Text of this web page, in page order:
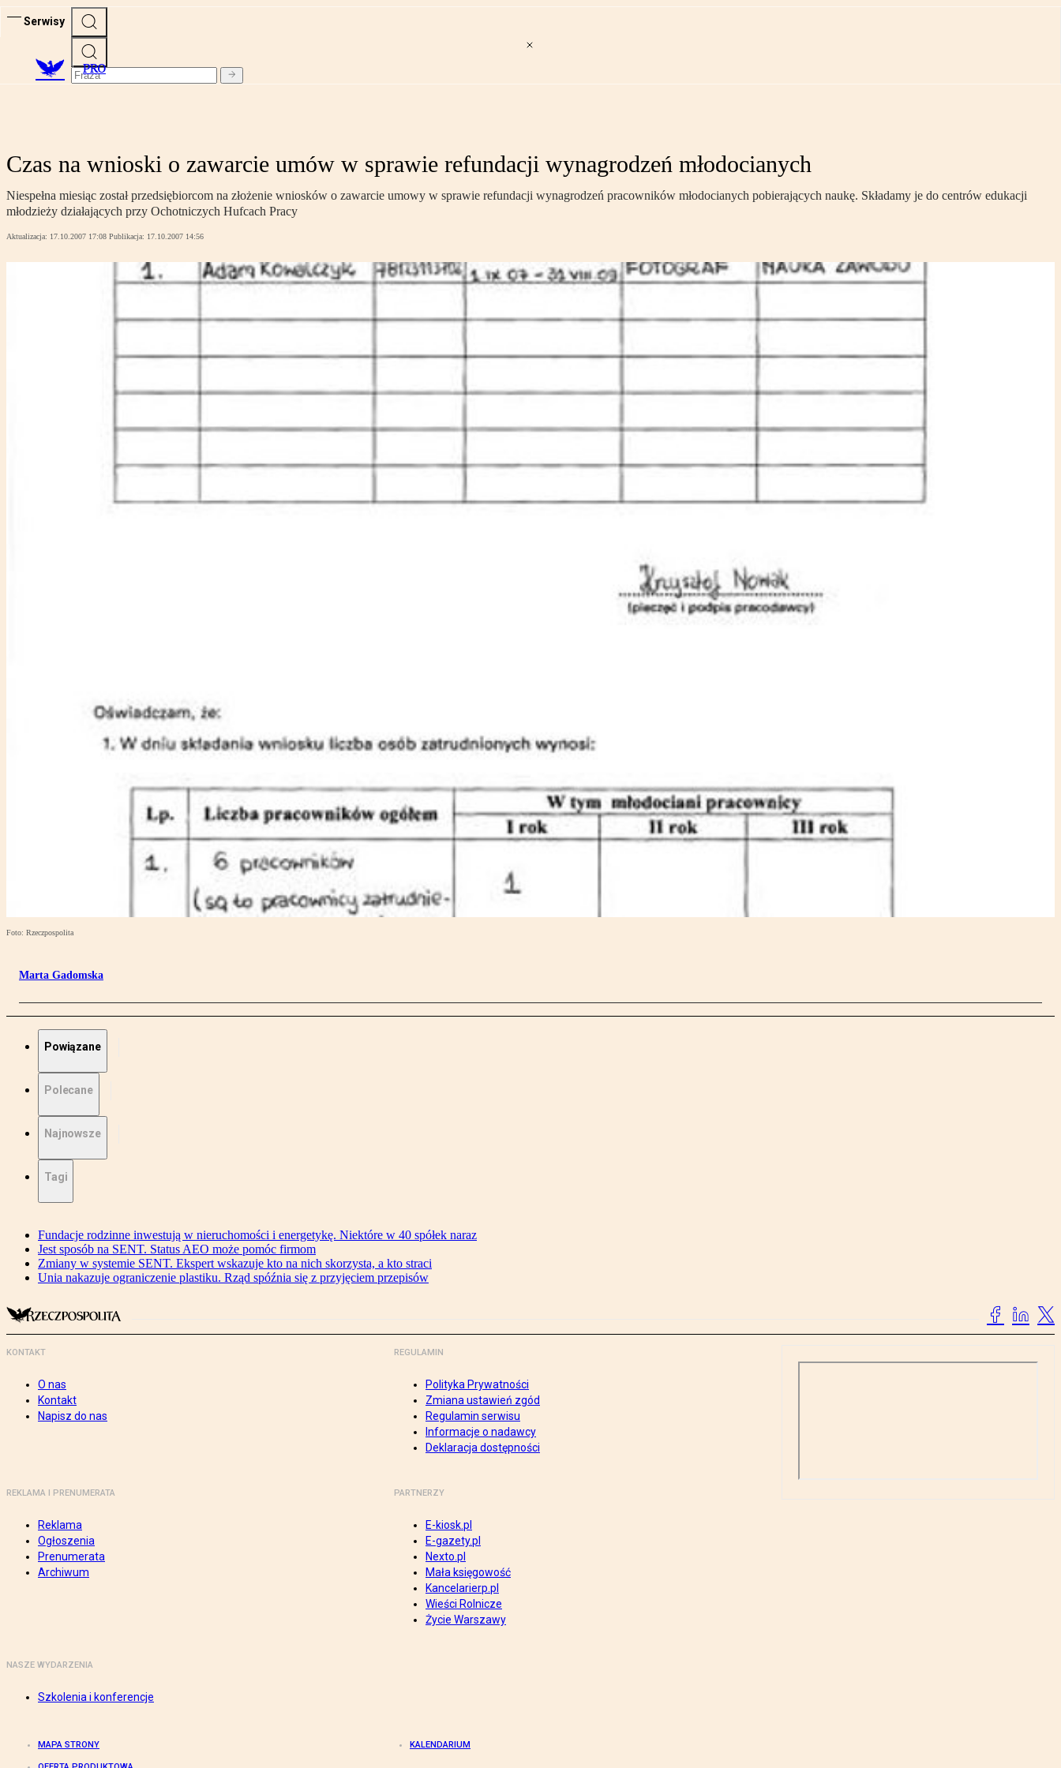
Serwisy
PRO
Czas na wnioski o zawarcie umów w sprawie refundacji wynagrodzeń młodocianych
Niespełna miesiąc został przedsiębiorcom na złożenie wniosków o zawarcie umowy w sprawie refundacji wynagrodzeń pracowników młodocianych pobierających naukę. Składamy je do centrów edukacji
młodzieży działających przy Ochotniczych Hufcach Pracy
Aktualizacja: 17.10.2007 17:08 Publikacja: 17.10.2007 14:56
Foto: Rzeczpospolita
Marta Gadomska
Powiązane
Polecane
Najnowsze
Tagi
Fundacje rodzinne inwestują w nieruchomości i energetykę. Niektóre w 40 spółek naraz
Jest sposób na SENT. Status AEO może pomóc firmom
Zmiany w systemie SENT. Ekspert wskazuje kto na nich skorzysta, a kto straci
Unia nakazuje ograniczenie plastiku. Rząd spóźnia się z przyjęciem przepisów
KONTAKT
O nas
Kontakt
Napisz do nas
REGULAMIN
Polityka Prywatności
Zmiana ustawień zgód
Regulamin serwisu
Informacje o nadawcy
Deklaracja dostępności
REKLAMA I PRENUMERATA
Reklama
Ogłoszenia
Prenumerata
Archiwum
PARTNERZY
E-kiosk.pl
E-gazety.pl
Nexto.pl
Mała księgowość
Kancelarierp.pl
Wieści Rolnicze
Życie Warszawy
NASZE WYDARZENIA
Szkolenia i konferencje
MAPA STRONY KALENDARIUM